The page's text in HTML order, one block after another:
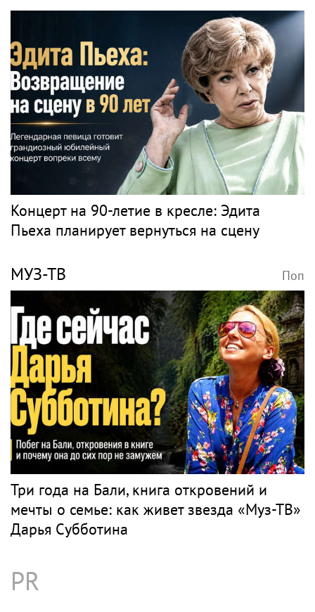
Концерт на 90-летие в кресле: Эдита
Пьеха планирует вернуться на сцену
МУЗ-ТВ Поп
Три года на Бали, книга откровений и
мечты о семье: как живет звезда «Муз-ТВ»
Дарья Субботина
PR